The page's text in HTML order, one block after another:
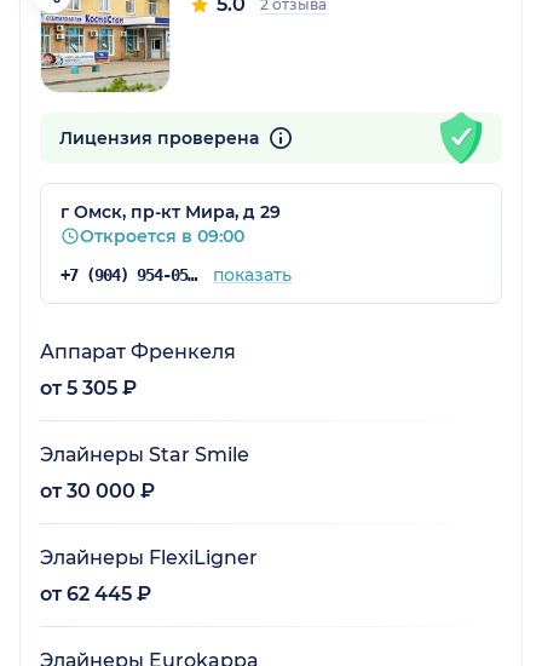
2 отзыва
Лицензия проверена
г Омск, пр-кт Мира, д 29
Откроется в 09:00
+7 (904) 954-05-46 показать
Аппарат Френкеля
от 5 305 ₽
Элайнеры Star Smile
от 30 000 ₽
Элайнеры FlexiLigner
от 62 445 ₽
Элайнеры Eurokappa